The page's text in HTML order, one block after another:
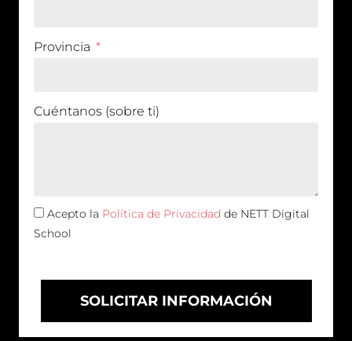
Provincia
Cuéntanos (sobre ti)
Acepto la Política de Privacidad de NETT Digital
School
SOLICITAR INFORMACIÓN